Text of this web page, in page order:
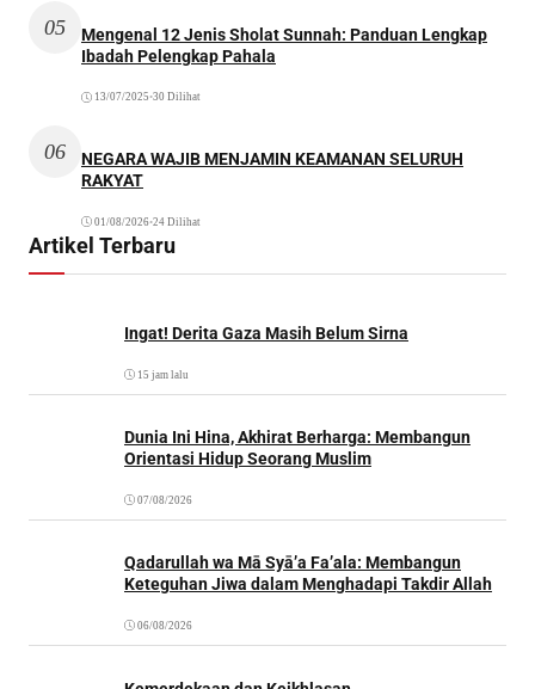
05
Mengenal 12 Jenis Sholat Sunnah: Panduan Lengkap
Ibadah Pelengkap Pahala
13/07/2025 •30 Dilihat
06
NEGARA WAJIB MENJAMIN KEAMANAN SELURUH
RAKYAT
01/08/2026•24 Dilihat
Artikel Terbaru
Ingat! Derita Gaza Masih Belum Sirna
15 jam lalu
Dunia Ini Hina, Akhirat Berharga: Membangun
Orientasi Hidup Seorang Muslim
07/08/2026
Qadarullah wa Mā Syā’a Fa’ala: Membangun
Keteguhan Jiwa dalam Menghadapi Takdir Allah
06/08/2026